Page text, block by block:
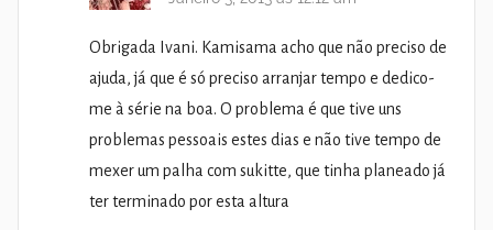
Obrigada Ivani. Kamisama acho que não preciso de
ajuda, já que é só preciso arranjar tempo e dedico-
me à série na boa. O problema é que tive uns
problemas pessoais estes dias e não tive tempo de
mexer um palha com sukitte, que tinha planeado já
ter terminado por esta altura